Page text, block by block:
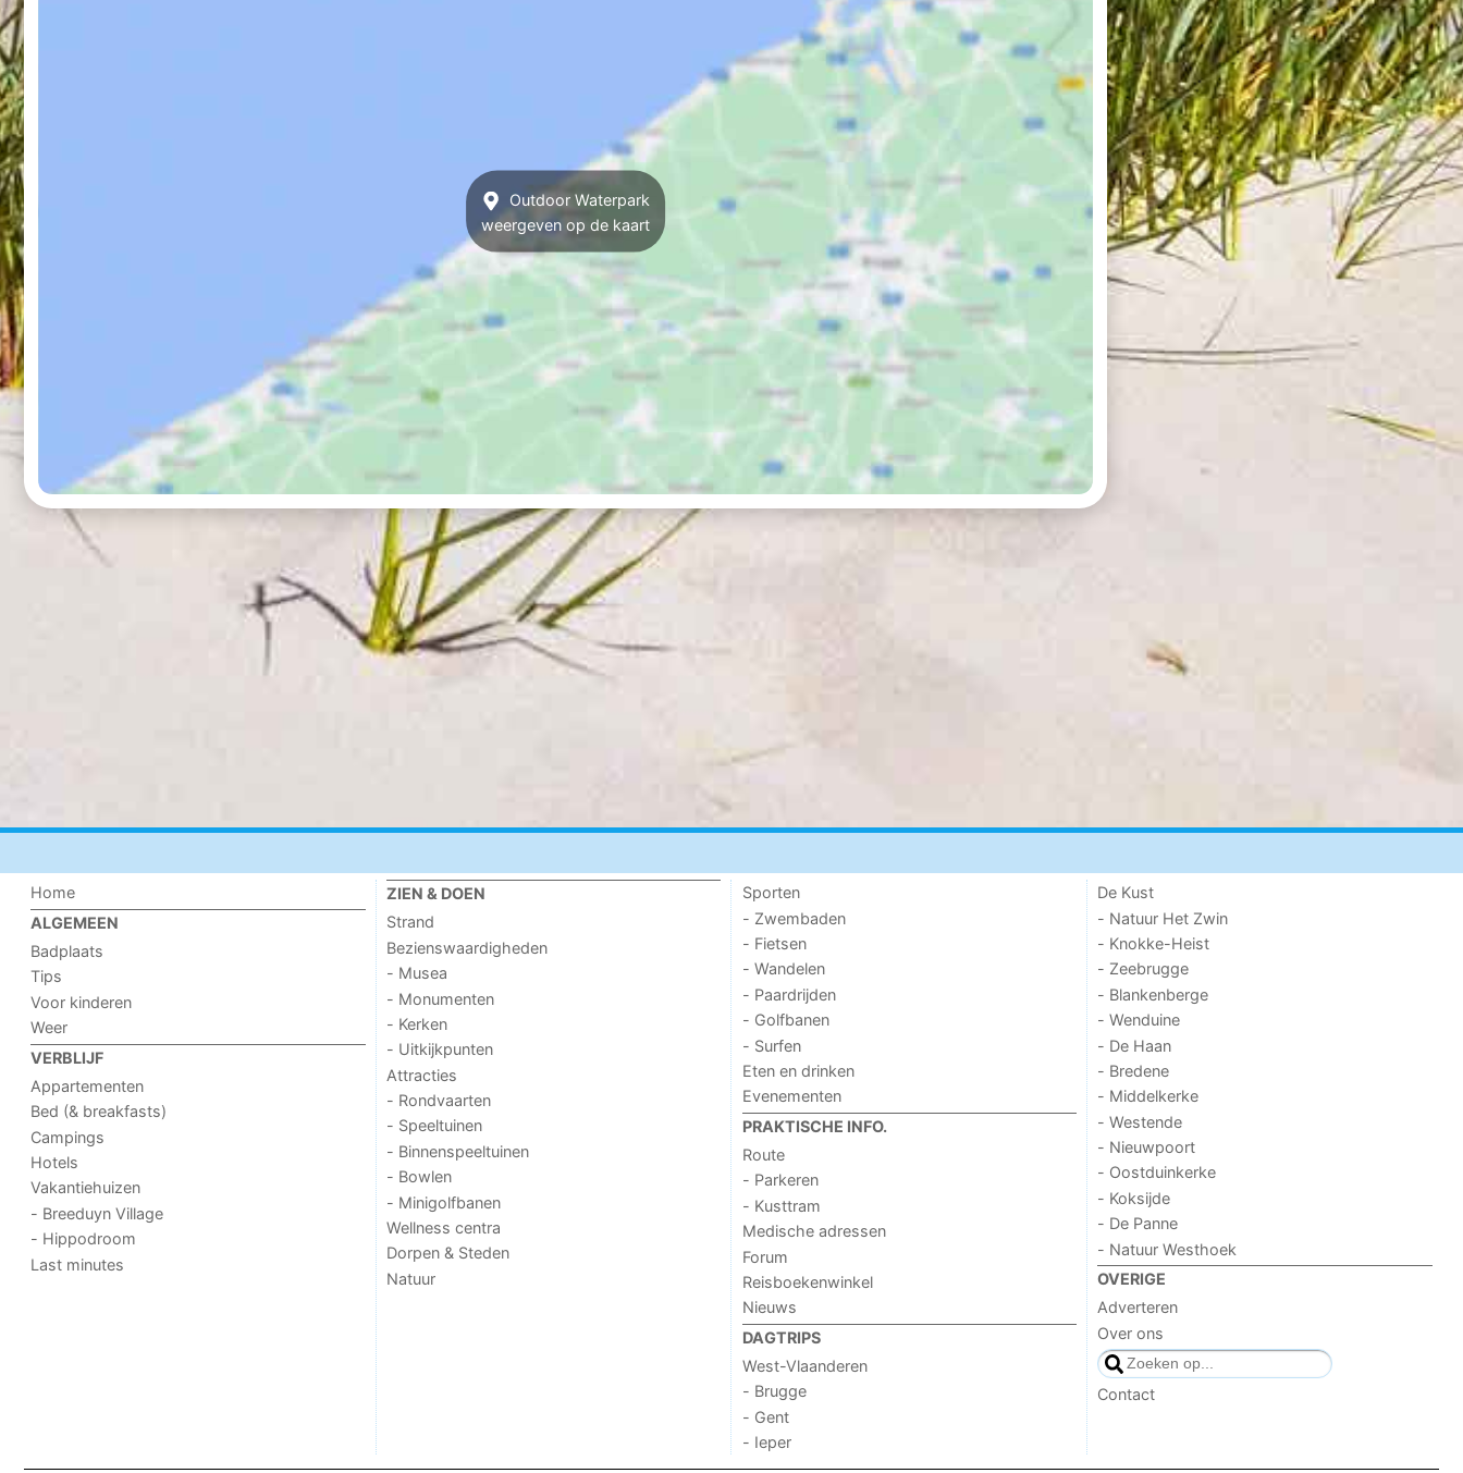
Outdoor Waterpark
weergeven op de kaart
Home
ALGEMEEN
Badplaats
Tips
Voor kinderen
Weer
VERBLIJF
Appartementen
Bed (& breakfasts)
Campings
Hotels
Vakantiehuizen
- Breeduyn Village
- Hippodroom
Last minutes
ZIEN & DOEN
Strand
Bezienswaardigheden
- Musea
- Monumenten
- Kerken
- Uitkijkpunten
Attracties
- Rondvaarten
- Speeltuinen
- Binnenspeeltuinen
- Bowlen
- Minigolfbanen
Wellness centra
Dorpen & Steden
Natuur
Sporten
- Zwembaden
- Fietsen
- Wandelen
- Paardrijden
- Golfbanen
- Surfen
Eten en drinken
Evenementen
PRAKTISCHE INFO.
Route
- Parkeren
- Kusttram
Medische adressen
Forum
Reisboekenwinkel
Nieuws
DAGTRIPS
West-Vlaanderen
- Brugge
- Gent
- Ieper
De Kust
- Natuur Het Zwin
- Knokke-Heist
- Zeebrugge
- Blankenberge
- Wenduine
- De Haan
- Bredene
- Middelkerke
- Westende
- Nieuwpoort
- Oostduinkerke
- Koksijde
- De Panne
- Natuur Westhoek
OVERIGE
Adverteren
Over ons
Contact